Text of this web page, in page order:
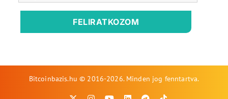
FELIRATKOZOM
Bitcoinbazis.hu © 2016-2026. Minden jog fenntartva.